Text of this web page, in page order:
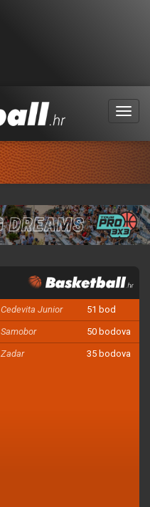
Menu
Cedevita Junior 51 bod
Samobor 50 bodova
Zadar 35 bodova